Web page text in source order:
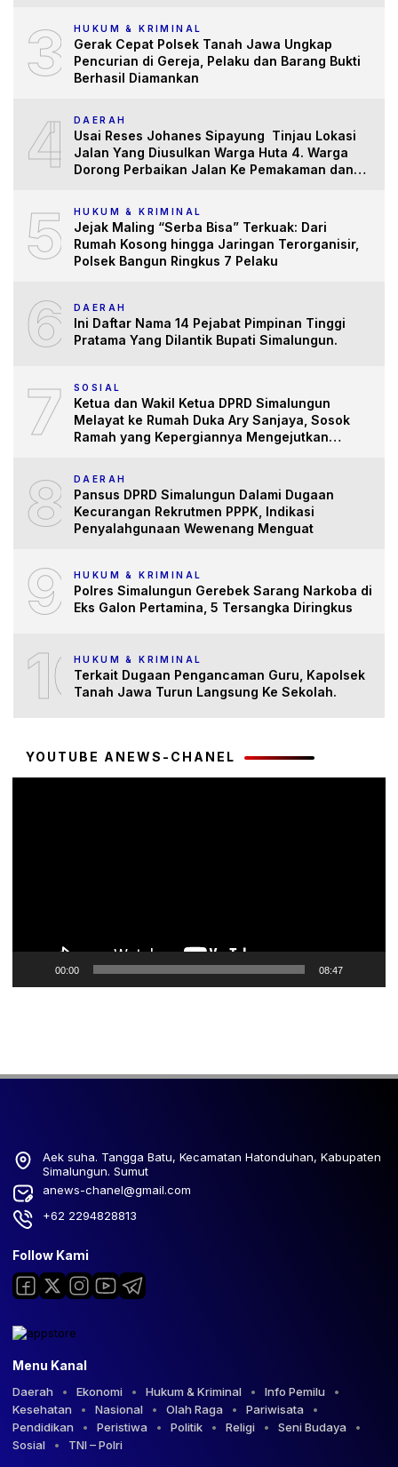
3 HUKUM & KRIMINAL
Gerak Cepat Polsek Tanah Jawa Ungkap
Pencurian di Gereja, Pelaku dan Barang Bukti
Berhasil Diamankan
4 DAERAH
Usai Reses Johanes Sipayung Tinjau Lokasi
Jalan Yang Diusulkan Warga Huta 4. Warga
Dorong Perbaikan Jalan Ke Pemakaman dan
5 HUKUM & KRIMINAL
Jejak Maling “Serba Bisa” Terkuak: Dari
Rumah Kosong hingga Jaringan Terorganisir,
Polsek Bangun Ringkus 7 Pelaku
6 DAERAH
Ini Daftar Nama 14 Pejabat Pimpinan Tinggi
Pratama Yang Dilantik Bupati Simalungun.
7 SOSIAL
Ketua dan Wakil Ketua DPRD Simalungun
Melayat ke Rumah Duka Ary Sanjaya, Sosok
Ramah yang Kepergiannya Mengejutkan
8 DAERAH
Pansus DPRD Simalungun Dalami Dugaan
Kecurangan Rekrutmen PPPK, Indikasi
Penyalahgunaan Wewenang Menguat
9 HUKUM & KRIMINAL
Polres Simalungun Gerebek Sarang Narkoba di
Eks Galon Pertamina, 5 Tersangka Diringkus
10HUKUM & KRIMINAL
Terkait Dugaan Pengancaman Guru, Kapolsek
Tanah Jawa Turun Langsung Ke Sekolah.
YOUTUBE ANEWS-CHANEL
00:00 08:47
Aek suha. Tangga Batu, Kecamatan Hatonduhan, Kabupaten
Simalungun. Sumut
anews-chanel@gmail.com
+62 2294828813
Follow Kami
Menu Kanal
Daerah Ekonomi Hukum & Kriminal
Info Pemilu
Kesehatan
Nasional Olah Raga
Pariwisata
Pendidikan
Peristiwa Politik Religi
Seni Budaya
Sosial
TNI – Polri